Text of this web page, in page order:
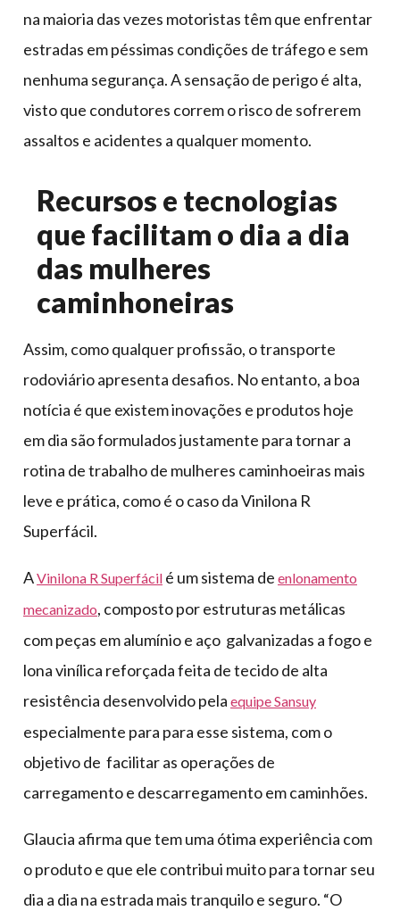
na maioria das vezes motoristas têm que enfrentar
estradas em péssimas condições de tráfego e sem
nenhuma segurança. A sensação de perigo é alta,
visto que condutores correm o risco de sofrerem
assaltos e acidentes a qualquer momento.
Recursos e tecnologias
que facilitam o dia a dia
das mulheres
caminhoneiras
Assim, como qualquer profissão, o transporte
rodoviário apresenta desafios. No entanto, a boa
notícia é que existem inovações e produtos hoje
em dia são formulados justamente para tornar a
rotina de trabalho de mulheres caminhoeiras mais
leve e prática, como é o caso da Vinilona R
Superfácil.
AVinilona R Superfácil é um sistema de enlonamento
mecanizado, composto por estruturas metálicas
com peças em alumínio e aço galvanizadas a fogo e
lona vinílica reforçada feita de tecido de alta
resistência desenvolvido pela equipe Sansuy
especialmente para para esse sistema, com o
objetivo de facilitar as operações de
carregamento e descarregamento em caminhões.
Glaucia afirma que tem uma ótima experiência com
o produto e que ele contribui muito para tornar seu
dia a dia na estrada mais tranquilo e seguro. “O